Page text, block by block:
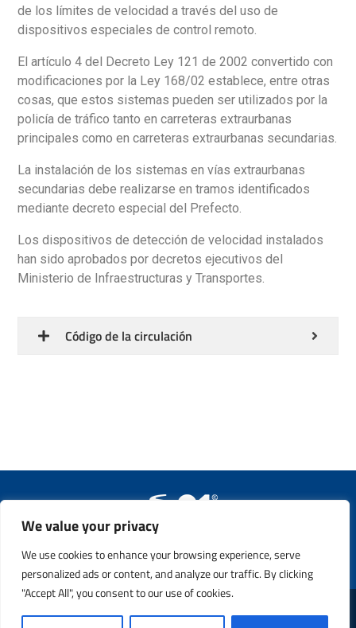
We value your privacy
We use cookies to enhance your browsing experience, serve
personalized ads or content, and analyze our traffic. By clicking
"Accept All", you consent to our use of cookies.
de los límites de velocidad a través del uso de
dispositivos especiales de control remoto.
El artículo 4 del Decreto Ley 121 de 2002 convertido con
modificaciones por la Ley 168/02 establece, entre otras
cosas, que estos sistemas pueden ser utilizados por la
policía de tráfico tanto en carreteras extraurbanas
principales como en carreteras extraurbanas secundarias.
La instalación de los sistemas en vías extraurbanas
secundarias debe realizarse en tramos identificados
mediante decreto especial del Prefecto.
Los dispositivos de detección de velocidad instalados
han sido aprobados por decretos ejecutivos del
Ministerio de Infraestructuras y Transportes.
Código de la circulación
Copyright © 2011 - 2023. All Rights Reserved. Safety21 S.p.A. –